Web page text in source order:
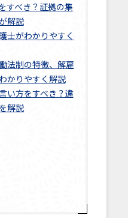
すべき？証拠の集
解説
士がわかりやすく
法制の特徴、解雇
かりやすく解説
い方をすべき？違
解説